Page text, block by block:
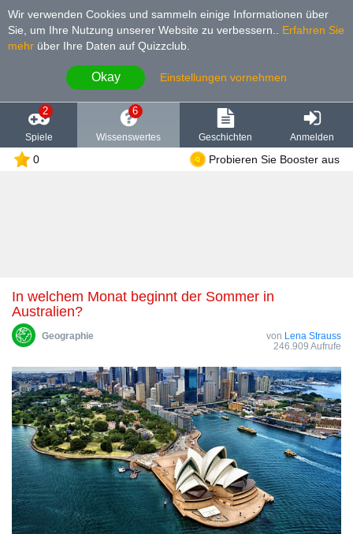
Wir verwenden Cookies und sammeln einige Informationen über
Sie, um Ihre Nutzung unserer Website zu verbessern.
Erfahren Sie
mehr über Ihre Daten auf Quizzclub.
Okay Einstellungen vornehmen
2
Spiele
6
Wissenswertes Geschichten Anmelden
0 Probieren Sie Booster aus
In welchem Monat beginnt der Sommer in
Australien?
Geographie von Lena Strauss
246.909 Aufrufe